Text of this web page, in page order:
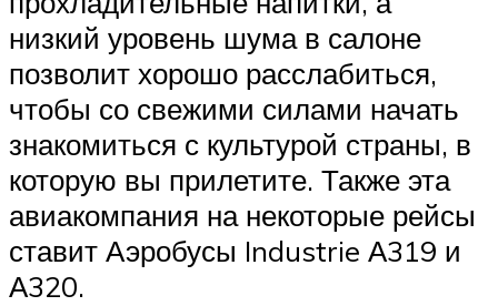
низкий уровень шума в салоне
позволит хорошо расслабиться,
чтобы со свежими силами начать
знакомиться с культурой страны, в
которую вы прилетите. Также эта
авиакомпания на некоторые рейсы
ставит Аэробусы Industrie А319 и
А320.